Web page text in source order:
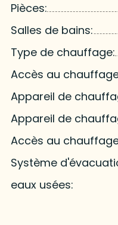
Pièces:
Salles de bains:
Type de chauffage:
Accès au
Appareil de
Appareil de
Accès au
Système
eaux usées: